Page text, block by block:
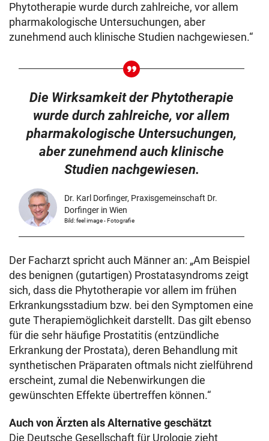
Phytotherapie wurde durch zahlreiche, vor allem
pharmakologische Untersuchungen, aber
zunehmend auch klinische Studien nachgewiesen.“
Die Wirksamkeit der Phytotherapie
wurde durch zahlreiche, vor allem
pharmakologische Untersuchungen,
aber zunehmend auch klinische
Studien nachgewiesen.
Dr. Karl Dorfinger, Praxisgemeinschaft Dr.
Dorfinger in Wien
Bild: feel image - Fotografie
Der Facharzt spricht auch Männer an: „Am Beispiel
des benignen (gutartigen) Prostatasyndroms zeigt
sich, dass die Phytotherapie vor allem im frühen
Erkrankungsstadium bzw. bei den Symptomen eine
gute Therapiemöglichkeit darstellt. Das gilt ebenso
für die sehr häufige Prostatitis (entzündliche
Erkrankung der Prostata), deren Behandlung mit
synthetischen Präparaten oftmals nicht zielführend
erscheint, zumal die Nebenwirkungen die
gewünschten Effekte übertreffen können.“
Auch von Ärzten als Alternative geschätzt
Die Deutsche Gesellschaft für Urologie zieht